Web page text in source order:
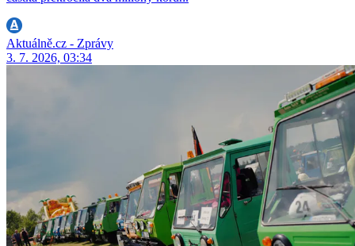
Aktuálně.cz - Zprávy
3. 7. 2026, 03:34